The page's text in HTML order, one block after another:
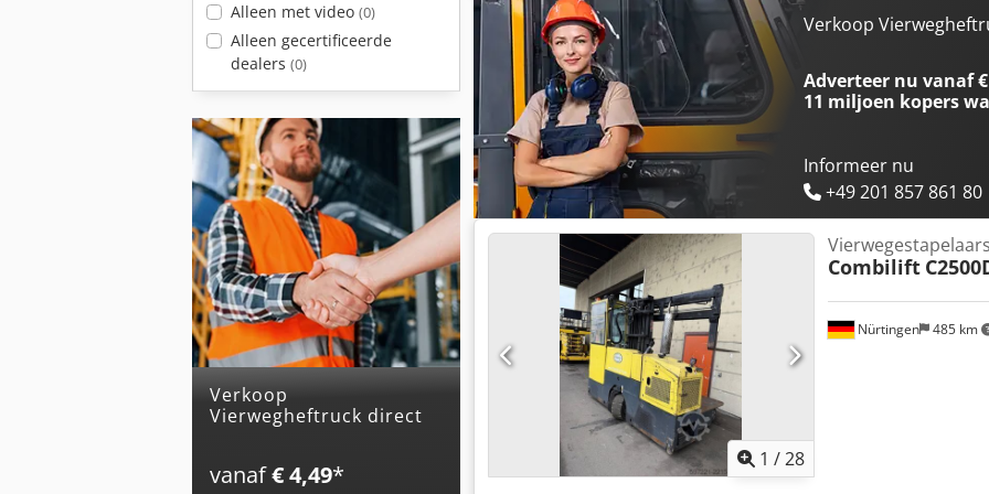
Alleen met video (0)
Alleen gecertificeerde
dealers (0)
Verkoop
Vierwegheftruck direct
vanaf€ 4,49*
Verkoop
Adverteer nu vanaf
11 miljoen kopers
Informeer nu
+49 201 857 861 80
1 /28
Nürtingen 485 km
Combilift